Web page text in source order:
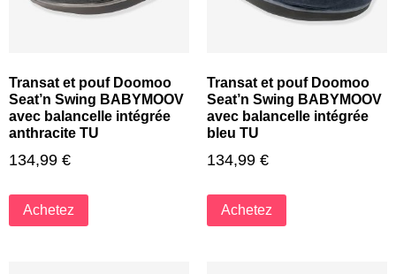
Transat et pouf Doomoo
Seat’n Swing BABYMOOV
avec balancelle intégrée
anthracite TU
134,99 €
Achetez
Transat et pouf Doomoo
Seat’n Swing BABYMOOV
avec balancelle intégrée
bleu TU
134,99 €
Achetez